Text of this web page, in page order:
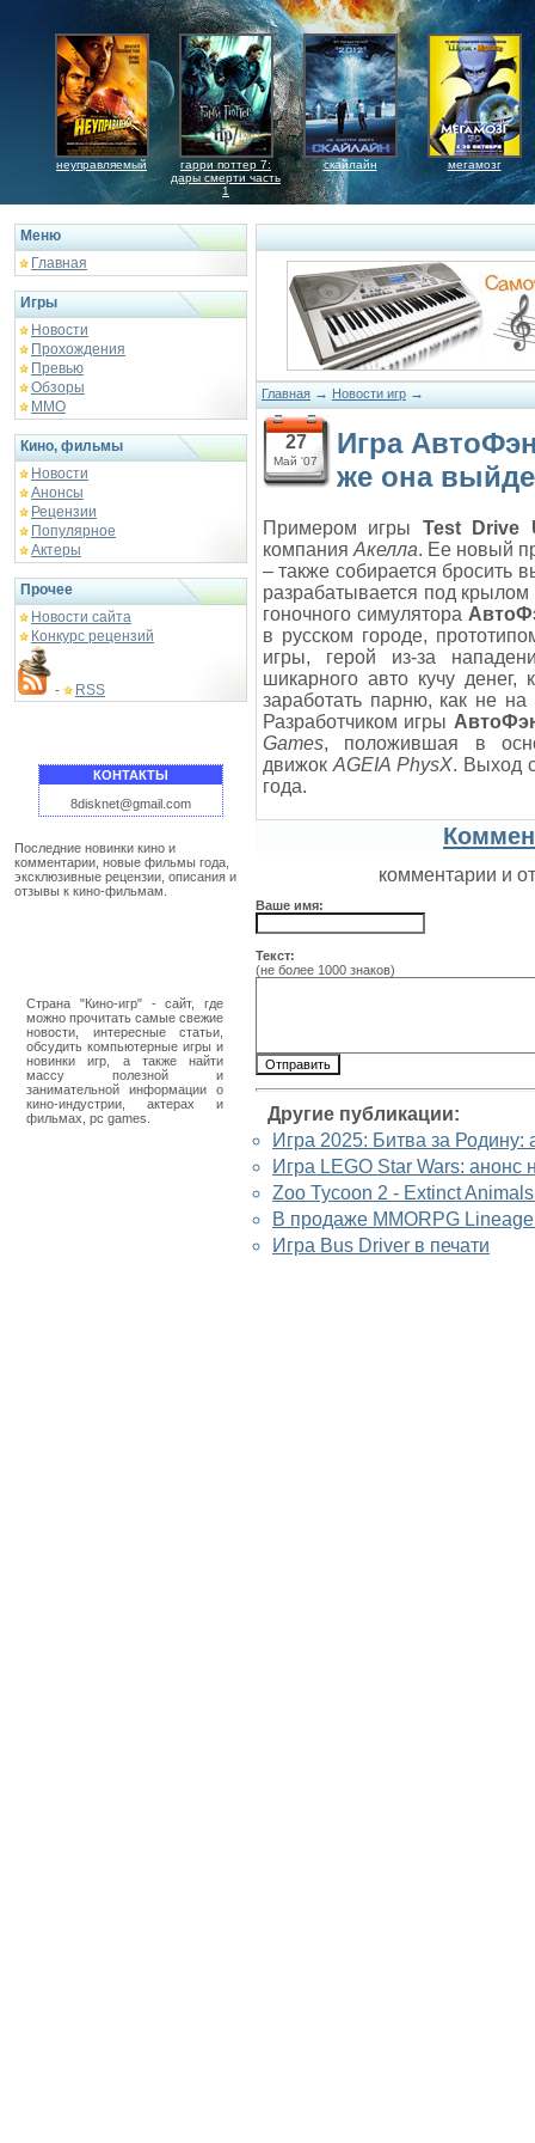
неуправляемый
гарри поттер 7:
дары смерти часть
1
скайлайн мегамозг
Меню
Главная
Игры
Новости
Прохождения
Превью
Обзоры
ММО
Кино, фильмы
Новости
Анонсы
Рецензии
Популярное
Актеры
Прочее
Новости сайта
Конкурс рецензий
- RSS
КОНТАКТЫ
8disknet@gmail.com
Последние новинки кино и
комментарии, новые фильмы года,
эксклюзивные рецензии, описания и
отзывы к кино-фильмам.
Страна "Кино-игр" - сайт, где
можно прочитать самые свежие
новости, интересные статьи,
обсудить компьютерные игры и
новинки игр, а также найти
массу полезной и
занимательной информации о
кино-индустрии, актерах и
фильмах, pc games.
Главная → Новости игр →
27
Май '07
Игра
же она
Примером игры Test Drive
компания Акелла. Ее новый
– также собирается бросить
разрабатывается под
гоночного симулятора
в русском городе,
игры, герой из-за
шикарного авто кучу
заработать парню, как не
Разработчиком игры
Games, положившая в
движок AGEIA PhysX. Выход
года.
комментарии и
Ваше имя:
Текст:
(не более 1000 знаков)
Другие публикации:
Игра 2025: Битва за
Игра LEGO Star Wars: анонс
Zoo Tycoon 2 - Extinct
В продаже MMORPG
Игра Bus Driver в печати